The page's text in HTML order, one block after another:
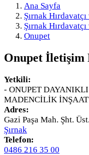
Ana Sayfa
Şırnak
Şırnak
Onupet
Onupet İletişim
Yetkili:
- ONUPET
MADENCİLİK İNŞAAT
Adres:
Gazi Paşa Mah. Şht.
Şırnak
Telefon:
0486 216 35 00